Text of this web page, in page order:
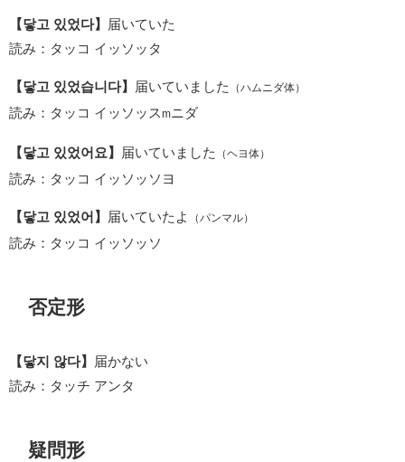
【닿고 있었다】
届いていた
読み：タッコ イッソッタ
【닿고 있었습니다】 届いていました （ハムニダ体）
読み：タッコ イッソッス m ニダ
【닿고 있었어요】 届いていました （ヘヨ体）
読み：タッコ イッソッソヨ
【닿고 있었어】 届いていたよ （パンマル）
読み：タッコ イッソッソ
否定形
【닿지 않다】
届かない
読み：タッチ アンタ
疑問形